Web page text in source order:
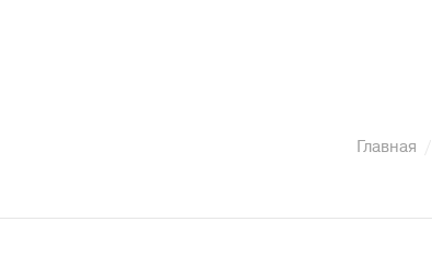
Главная